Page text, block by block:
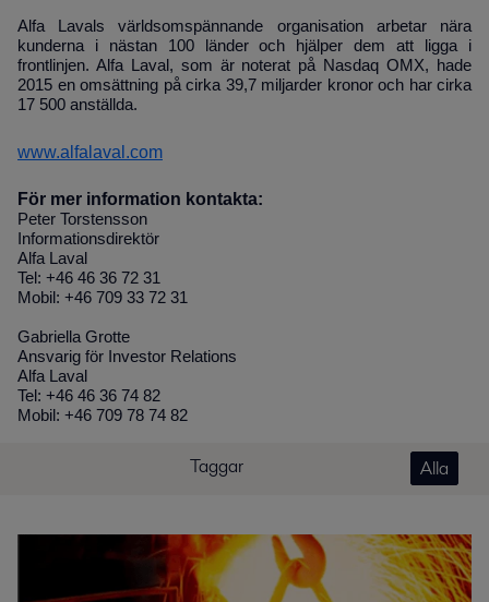
Alfa Lavals världsomspännande organisation arbetar nära
kunderna i nästan 100 länder och hjälper dem att ligga i
frontlinjen. Alfa Laval, som är noterat på Nasdaq OMX, hade
2015 en omsättning på cirka 39,7 miljarder kronor och har cirka
17 500 anställda.
www.alfalaval.com
För mer information kontakta:
Peter Torstensson
Informationsdirektör
Alfa Laval
Tel: +46 46 36 72 31
Mobil: +46 709 33 72 31
Gabriella Grotte
Ansvarig för Investor Relations
Alfa Laval
Tel: +46 46 36 74 82
Mobil: +46 709 78 74 82
Taggar Alla